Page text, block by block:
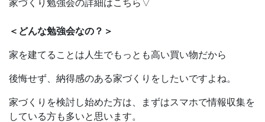
家づくり勉強会の詳細はこちら▽
＜どんな勉強会なの？＞
家を建てることは人生でもっとも高い買い物だから
後悔せず、納得感のある家づくりをしたいですよね。
家づくりを検討し始めた方は、まずはスマホで情報収集を
している方も多いと思います。